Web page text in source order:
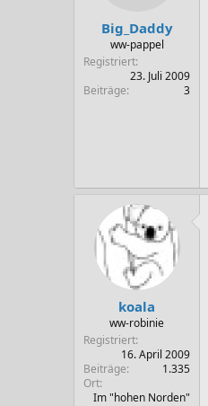
a
m
Big_Daddy
ww-pappel
Registriert
23. Juli 2009
Beiträge
3
koala
ww-robinie
Registriert
16. April 2009
Beiträge
1.335
Ort
Im "hohen Norden"